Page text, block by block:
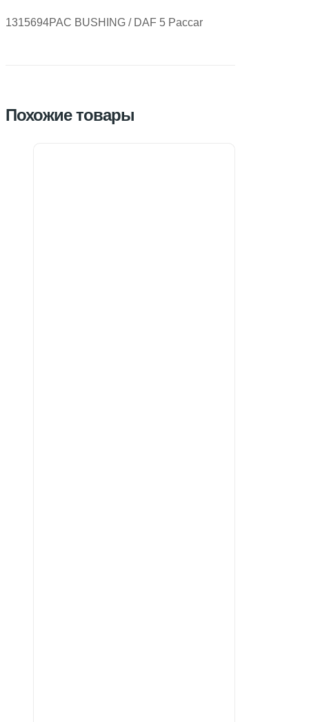
1315694PAC BUSHING / DAF 5 Paccar
Похожие товары